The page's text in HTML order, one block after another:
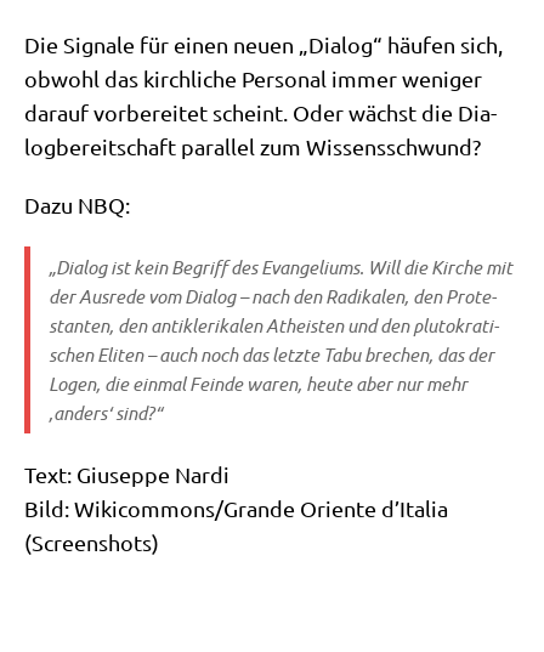
Die Signa­le für einen neu­en „Dia­log“ häu­fen sich,
obwohl das kirch­li­che Per­so­nal immer weni­ger
dar­auf vor­be­rei­tet scheint. Oder wächst die Dia­
log­be­reit­schaft par­al­lel zum Wissensschwund?
Dazu NBQ:
„Dia­log ist kein Begriff des Evan­ge­li­ums. Will die Kir­che mit
der Aus­re­de vom Dia­log – nach den Radi­ka­len, den Pro­te­
stan­ten, den anti­kle­ri­ka­len Athe­isten und den plu­to­kra­ti­
schen Eli­ten – auch noch das letz­te Tabu bre­chen, das der
Logen, die ein­mal Fein­de waren, heu­te aber nur mehr
‚anders‘ sind?“
Text: Giu­sep­pe Nardi
Bild: Wikicommons/​Grande Ori­en­te d’I­ta­lia
(Screen­shots)